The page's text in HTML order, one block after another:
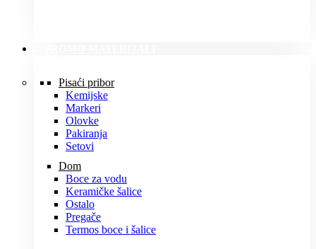
Pisaći pribor
Kemijske
Markeri
Olovke
Pakiranja
Setovi
Dom
Boce za vodu
Keramičke šalice
Ostalo
Pregače
Termos boce i šalice